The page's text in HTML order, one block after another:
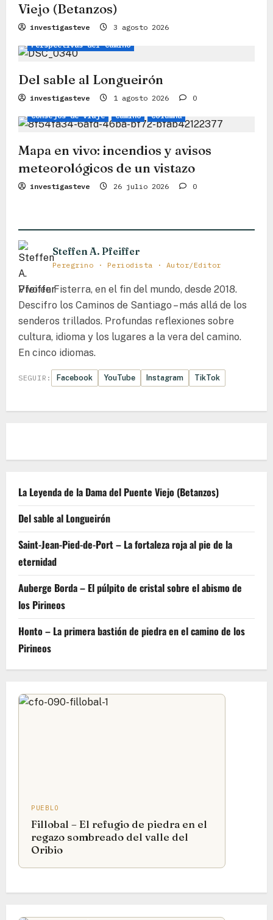
ó
n
d
e
e
n
r
a
a
s
Viejo (Betanzos)
investigasteve 3 agosto 2026
Columna Consejos de viaje
Perspectivas del Camino
Del sable al Longueirón
investigasteve 1 agosto 2026
0
Consejos de viaje
Camino Columna
Mapa en vivo: incendios y avisos
meteorológicos de un vistazo
investigasteve 26 julio 2026 0
Steffen A. Pfeiffer
Peregrino · Periodista · Autor/Editor
Vivo en Fisterra, en el fin del mundo, desde 2018.
Descifro los Caminos de Santiago – más allá de los
senderos trillados. Profundas reflexiones sobre
cultura, idioma y los lugares a la vera del camino.
En cinco idiomas.
SEGUIR: Facebook YouTube Instagram TikTok
La Leyenda de la Dama del Puente Viejo (Betanzos)
Del sable al Longueirón
Saint-Jean-Pied-de-Port – La fortaleza roja al pie de la
eternidad
Auberge Borda – El púlpito de cristal sobre el abismo de
los Pirineos
Honto – La primera bastión de piedra en el camino de los
Pirineos
PUEBLO
Fillobal – El refugio de piedra en el
regazo sombreado del valle del
Oribio